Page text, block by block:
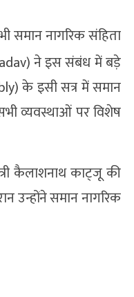
समान नागरिक संहिता
ने इस संबंध में बड़े
के इसी सत्र में समान
व्यवस्थाओं पर विशेष
कैलाशनाथ काट्जू की
उन्होंने समान नागरिक